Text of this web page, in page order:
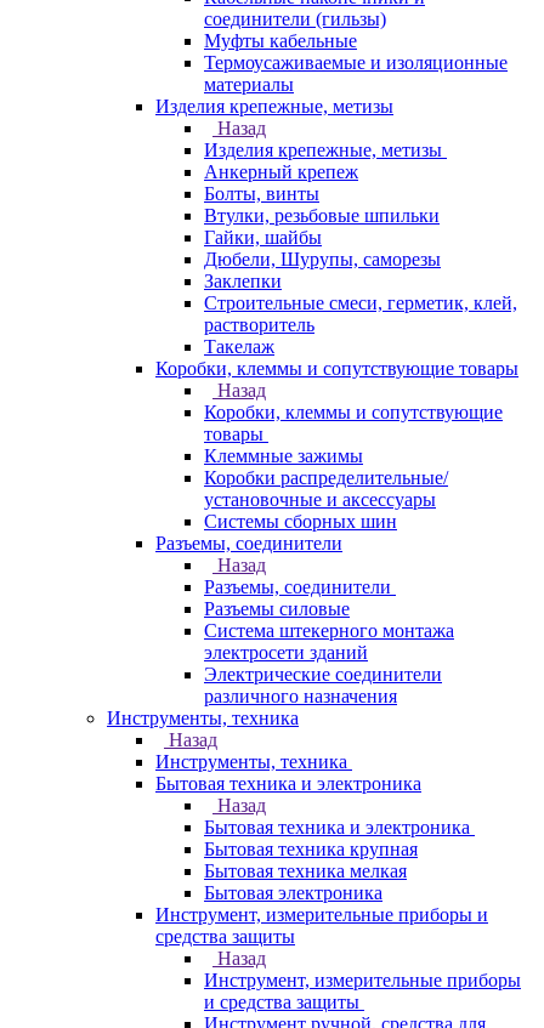
соединители (гильзы)
Муфты кабельные
Термоусаживаемые и изоляционные
материалы
Изделия крепежные, метизы
Назад
Изделия крепежные, метизы
Анкерный крепеж
Болты, винты
Втулки, резьбовые шпильки
Гайки, шайбы
Дюбели, Шурупы, саморезы
Заклепки
Строительные смеси, герметик, клей,
растворитель
Такелаж
Коробки, клеммы и сопутствующие товары
Назад
Коробки, клеммы и сопутствующие
товары
Клеммные зажимы
Коробки распределительные/
установочные и аксессуары
Системы сборных шин
Разъемы, соединители
Назад
Разъемы, соединители
Разъемы силовые
Система штекерного монтажа
электросети зданий
Электрические соединители
различного назначения
Инструменты, техника
Назад
Инструменты, техника
Бытовая техника и электроника
Назад
Бытовая техника и электроника
Бытовая техника крупная
Бытовая техника мелкая
Бытовая электроника
Инструмент, измерительные приборы и
средства защиты
Назад
Инструмент, измерительные приборы
и средства защиты
Инструмент ручной, средства для